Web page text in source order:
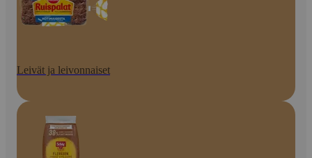
Leivät ja leivonnaiset